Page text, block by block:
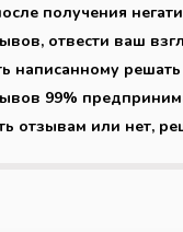
получения
отвести ваш
написанному
99%
отзывам или нет,